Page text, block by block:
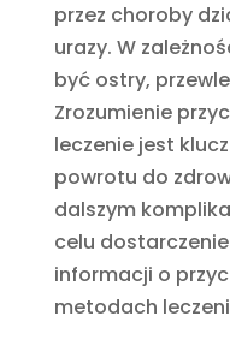
przez choroby
urazy. W
być ostry,
Zrozumienie
leczenie jest
powrotu do
dalszym
celu
informacji o
metodach